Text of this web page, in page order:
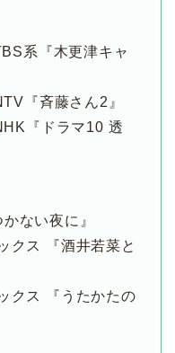
系『木更津キャ
『斉藤さん2』
『ドラマ10 透
ない夜に』
クス 『酒井若菜と
クス 『うたかたの